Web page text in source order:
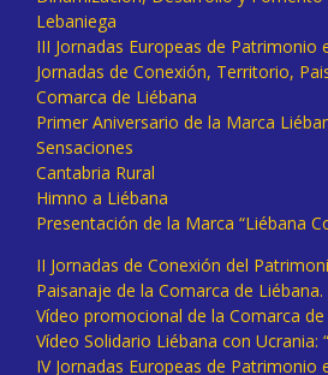
Lebaniega
III Jornadas Europeas de Patrimonio
Jornadas de Conexión, Territorio,
Comarca de Liébana
Primer Aniversario de la Marca
Sensaciones
Cantabria Rural
Himno a Liébana
Presentación de la Marca “Liébana
II Jornadas de Conexión del
Paisanaje de la Comarca de Liébana.
Vídeo promocional de la Comarca de
Vídeo Solidario Liébana con Ucrania:
IV Jornadas Europeas de Patrimonio